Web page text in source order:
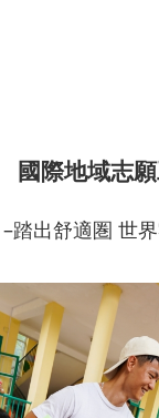
國際地域志
–踏出舒適圏 世